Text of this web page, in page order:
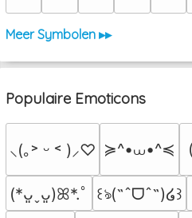
Meer Symbolen ▸▸
Populaire Emoticons
⸜(｡˃ ᵕ ˂ )⸝♡ ≽^•⩊•^≼
(*ᴗ͈ˬᴗ͈)ꕤ*.ﾟ ꒰ঌ(˶ˆᗜˆ˵)໒꒱